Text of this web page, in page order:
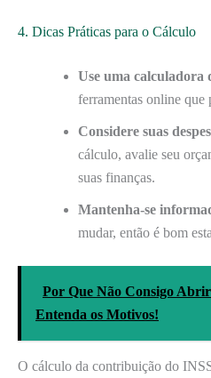
4. Dicas Práticas para o Cálculo
Use uma calculadora
ferramentas online que
Considere suas
cálculo, avalie seu
suas finanças.
Mantenha-se
mudar, então é bom
Por Que Não Consigo
Entenda os Motivos!
O cálculo da contribuição do